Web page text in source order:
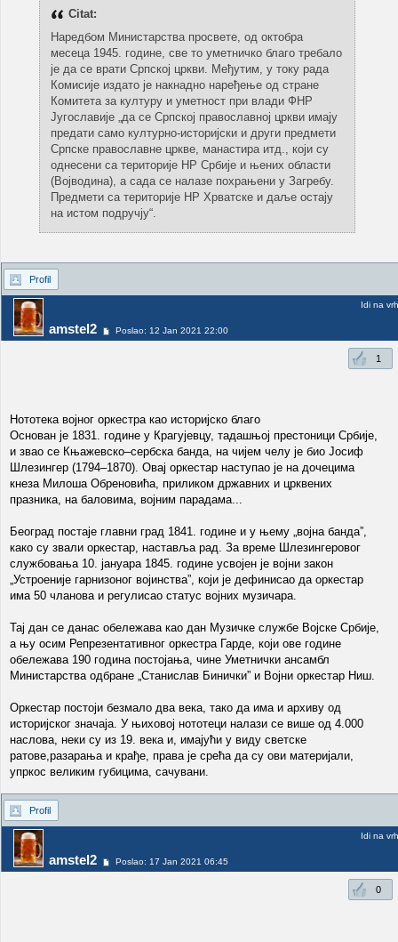
Citat:
Наредбом Министарства просвете, од октобра
месеца 1945. године, све то уметничко благо требало
је да се врати Српској цркви. Међутим, у току рада
Комисије издато је накнадно наређење од стране
Комитета за културу и уметност при влади ФНР
Југославије „да се Српској православној цркви имају
предати само културно-историјски и други предмети
Српске православне цркве, манастира итд., који су
однесени са територије НР Србије и њених области
(Војводина), а сада се налазе похрањени у Загребу.
Предмети са територије НР Хрватске и даље остају
на истом подручју“.
Profil
amstel2 Poslao: 12 Jan 2021 22:00
Idi na vrh
1
Нототека војног оркестра као историјско благо
Основан је 1831. године у Крагујевцу, тадашњој престоници Србије,
и звао се Књажевско–сербска банда, на чијем челу је био Јосиф
Шлезингер (1794–1870). Овај оркестар наступао је на дочецима
кнеза Милоша Обреновића, приликом државних и црквених
празника, на баловима, војним парадама...
Београд постаје главни град 1841. године и у њему „војна банда”,
како су звали оркестар, наставља рад. За време Шлезингеровог
службовања 10. јануара 1845. године усвојен је војни закон
„Устроеније гарнизоног војинства”, који је дефинисао да оркестар
има 50 чланова и регулисао статус војних музичара.
Тај дан се данас обележава као дан Музичке службе Војске Србије,
а њу осим Репрезентативног оркестра Гарде, који ове године
обележава 190 година постојања, чине Уметнички ансамбл
Министарства одбране „Станислав Бинички” и Војни оркестар Ниш.
Оркестар постоји безмало два века, тако да има и архиву од
историјског значаја. У њиховој нототеци налази се више од 4.000
наслова, неки су из 19. века и, имајући у виду светске
ратове,разарања и крађе, права је срећа да су ови материјали,
упркос великим губицима, сачувани.
Profil
amstel2 Poslao: 17 Jan 2021 06:45
Idi na vrh
0